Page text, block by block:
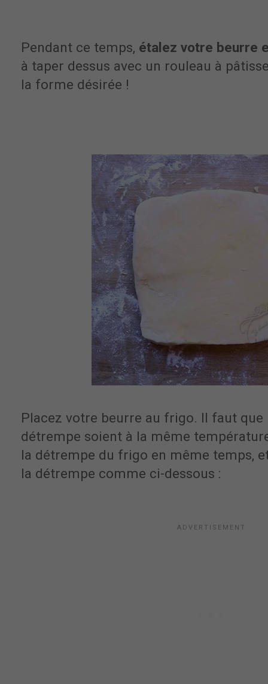
Pendant ce temps, étalez votre beurre
à taper dessus avec un rouleau à
la forme désirée !
Placez votre beurre au frigo. Il faut que
détrempe soient à la même
la détrempe du frigo en même temps,
la détrempe comme ci-dessous :